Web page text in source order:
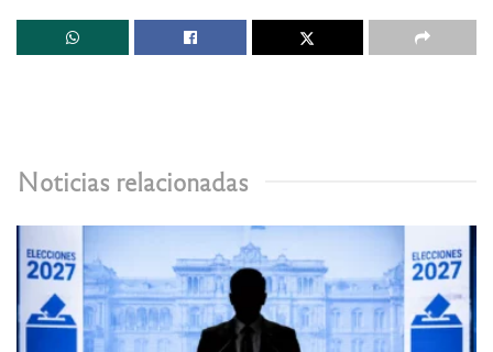
Noticias relacionadas